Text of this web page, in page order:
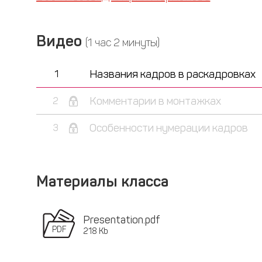
Видео (1 час 2 минуты)
1 Названия кадров в раскадровках
2 Комментарии в монтажках
3 Особенности нумерации кадров
Материалы класса
Presentation.pdf
218 Kb